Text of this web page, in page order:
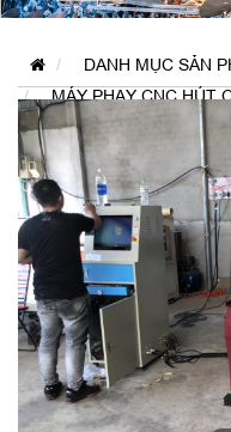
DANH MỤC SẢN
MÁY PHAY CNC HÚT